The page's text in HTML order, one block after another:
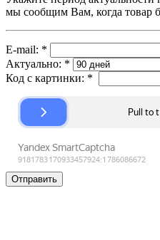
мы сообщим Вам, когда товар
E-mail: *
Актуально: *
Код с картинки: *